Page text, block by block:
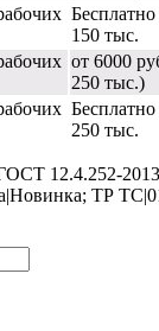
Бесплатно
150 тыс.
от 6000
250 тыс.)
Бесплатно
250 тыс.
12.4.252-
ТР